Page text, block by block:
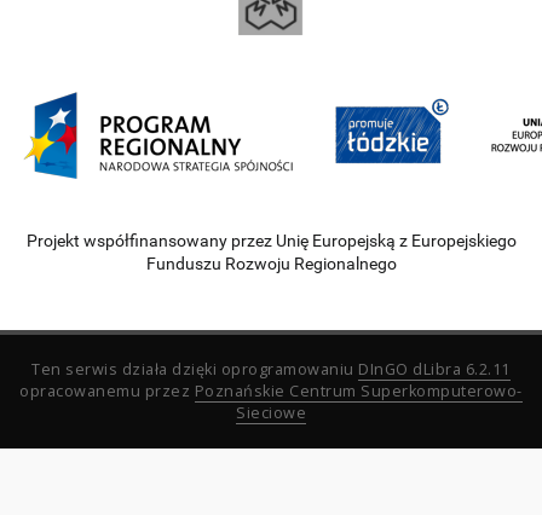
Projekt współfinansowany przez Unię Europejską z Europejskiego
Funduszu Rozwoju Regionalnego
Ten serwis działa dzięki oprogramowaniu DInGO dLibra 6.2.11
opracowanemu przez Poznańskie Centrum Superkomputerowo-
Sieciowe